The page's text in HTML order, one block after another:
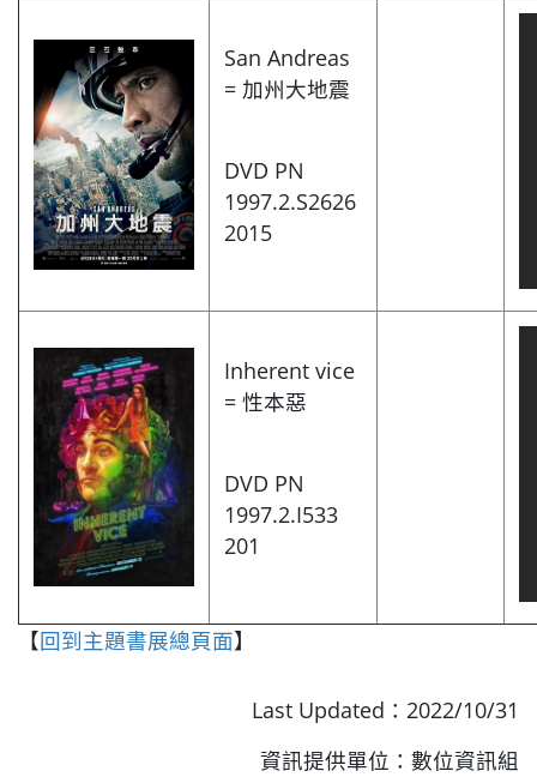
San Andreas
= 加州大地震
DVD PN
1997.2.S2626
2015
Inherent vice
= 性本惡
DVD PN
1997.2.I533
201
【回到主題書展總頁面】
Last Updated：2022/10/31
資訊提供單位：數位資訊組